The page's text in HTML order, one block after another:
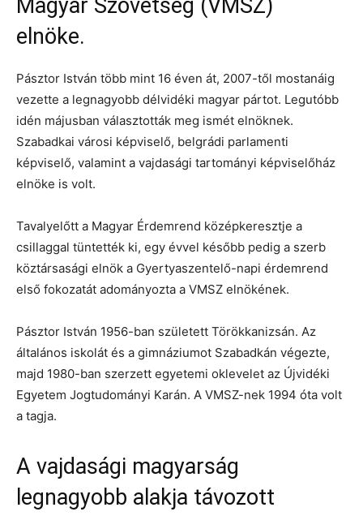
Magyar Szövetség (VMSZ)
elnöke.
Pásztor István több mint 16 éven át, 2007-től mostanáig
vezette a legnagyobb délvidéki magyar pártot. Legutóbb
idén májusban választották meg ismét elnöknek.
Szabadkai városi képviselő, belgrádi parlamenti
képviselő, valamint a vajdasági tartományi képviselőház
elnöke is volt.
Tavalyelőtt a Magyar Érdemrend középkeresztje a
csillaggal tüntették ki, egy évvel később pedig a szerb
köztársasági elnök a Gyertyaszentelő-napi érdemrend
első fokozatát adományozta a VMSZ elnökének.
Pásztor István 1956-ban született Törökkanizsán. Az
általános iskolát és a gimnáziumot Szabadkán végezte,
majd 1980-ban szerzett egyetemi oklevelet az Újvidéki
Egyetem Jogtudományi Karán. A VMSZ-nek 1994 óta volt
a tagja.
A vajdasági magyarság
legnagyobb alakja távozott